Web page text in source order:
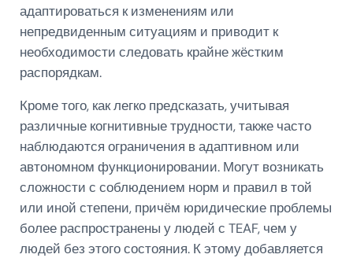
адаптироваться к изменениям или
непредвиденным ситуациям и приводит к
необходимости следовать крайне жёстким
распорядкам.
Кроме того, как легко предсказать, учитывая
различные когнитивные трудности, также часто
наблюдаются ограничения в адаптивном или
автономном функционировании. Могут возникать
сложности с соблюдением норм и правил в той
или иной степени, причём юридические проблемы
более распространены у людей с TEAF, чем у
людей без этого состояния. К этому добавляется